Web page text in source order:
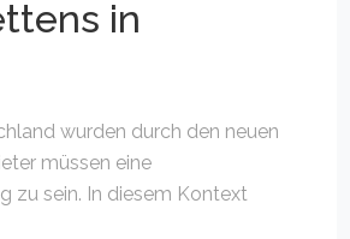
in
wurden durch den neuen
müssen eine
zu sein. In diesem Kontext